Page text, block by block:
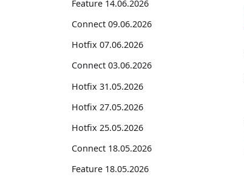
Feature 14.06.2026
Connect 09.06.2026
Hotfix 07.06.2026
Connect 03.06.2026
Hotfix 31.05.2026
Hotfix 27.05.2026
Hotfix 25.05.2026
Connect 18.05.2026
Feature 18.05.2026